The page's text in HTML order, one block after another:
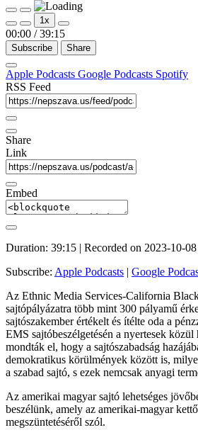
Play
Episode
Pause
Episode
1x
00:00 / 39:15
Subscribe Share
Apple Podcasts Google Podcasts Spotify
RSS Feed
Share
Link
Embed
Duration: 39:15 | Recorded on 2023-10-08
Subscribe: Apple Podcasts | Google
Az Ethnic Media Services-California
sajtópályázatra több mint 300 pályamű
sajtószakember értékelt és ítélte oda a
EMS sajtóbeszélgetésén a nyertesek közül
mondták el, hogy a sajtószabadság
demokratikus körülmények között is,
a szabad sajtó, s ezek nemcsak anyagi
Az amerikai magyar sajtó lehetséges
beszélünk, amely az amerikai-magyar
megszüntetéséről szól.